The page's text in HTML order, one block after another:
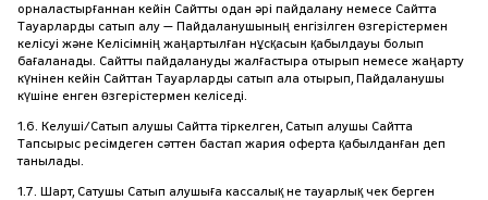
орналастырғаннан кейін Сайтты одан әрі пайдалану немесе Сайтта
Тауарларды сатып алу — Пайдаланушының енгізілген өзгерістермен
келісуі және Келісімнің жаңартылған нұсқасын қабылдауы болып
бағаланады. Сайтты пайдалануды жалғастыра отырып немесе жаңарту
күнінен кейін Сайттан Тауарларды сатып ала отырып, Пайдаланушы
күшіне енген өзгерістермен келіседі.
1.6. Келуші/Сатып алушы Сайтта тіркелген, Сатып алушы Сайтта
Тапсырыс ресімдеген сәттен бастап жария оферта қабылданған деп
танылады.
1.7. Шарт, Сатушы Сатып алушыға кассалық не тауарлық чек берген